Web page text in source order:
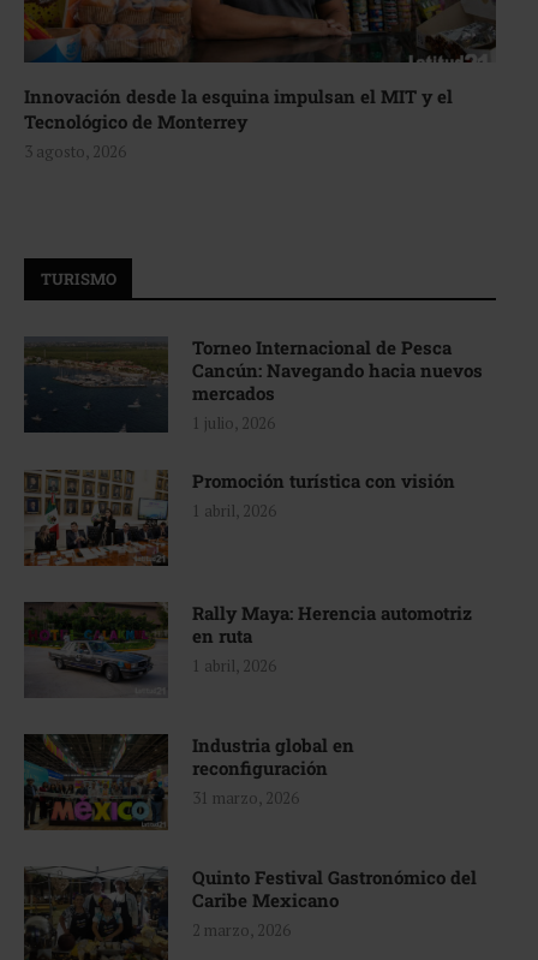
Innovación desde la esquina impulsan el MIT y el
Tecnológico de Monterrey
3 agosto, 2026
TURISMO
Torneo Internacional de Pesca
Cancún: Navegando hacia nuevos
mercados
1 julio, 2026
Promoción turística con visión
1 abril, 2026
Rally Maya: Herencia automotriz
en ruta
1 abril, 2026
Industria global en
reconfiguración
31 marzo, 2026
Quinto Festival Gastronómico del
Caribe Mexicano
2 marzo, 2026